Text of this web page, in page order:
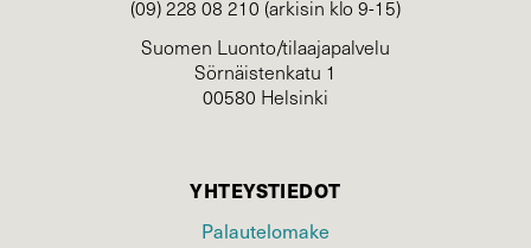
(09) 228 08 210 (arkisin klo 9-15)
Suomen Luonto/tilaajapalvelu
Sörnäistenkatu 1
00580 Helsinki
YHTEYSTIEDOT
Palautelomake